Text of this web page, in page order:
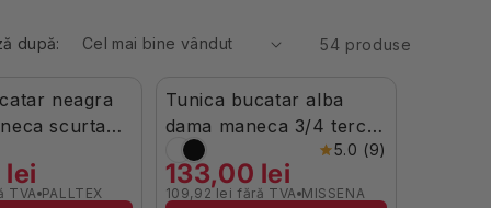
după: 54 produse
neagra
scurta
Nozomi
lei
TVA PALLTEX
În Stoc
Tunica bucatar alba
dama maneca 3/4 tercot
195g Zoe
5.0 (9)
133,00 lei
109,92 lei fără TVA
Brand: MISSENA